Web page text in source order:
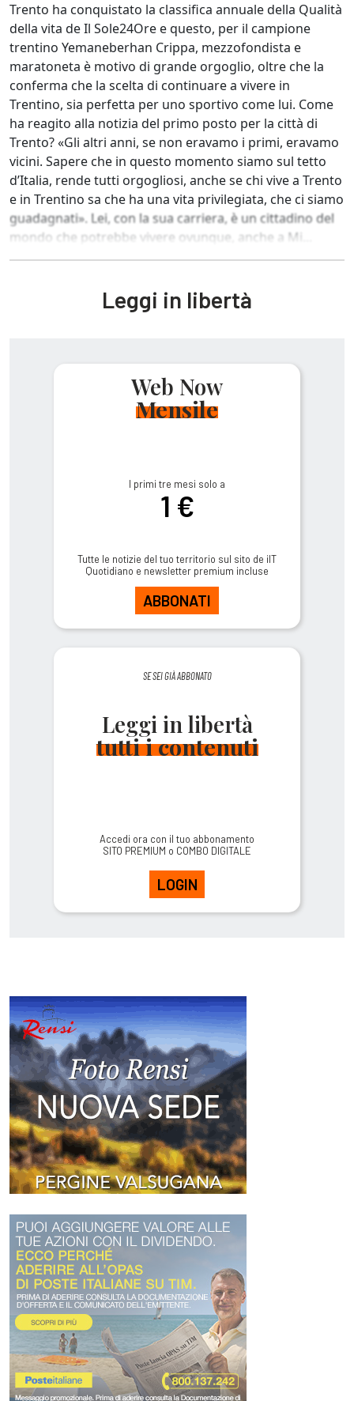
Trento ha conquistato la classifica annuale della Qualità
della vita de Il Sole24Ore e questo, per il campione
trentino Yemaneberhan Crippa, mezzofondista e
maratoneta è motivo di grande orgoglio, oltre che la
conferma che la scelta di continuare a vivere in
Trentino, sia perfetta per uno sportivo come lui. Come
ha reagito alla notizia del primo posto per la città di
Trento? «Gli altri anni, se non eravamo i primi, eravamo
vicini. Sapere che in questo momento siamo sul tetto
d’Italia, rende tutti orgogliosi, anche se chi vive a Trento
e in Trentino sa che ha una vita privilegiata, che ci siamo
guadagnati». Lei, con la sua carriera, è un cittadino del
mondo che potrebbe vivere ovunque, anche a Mi...
Leggi in libertà
Web Now
Mensile
I primi tre mesi solo a
1 €
Tutte le notizie del tuo territorio sul sito de ilT
Quotidiano e newsletter premium incluse
ABBONATI
SE SEI GIÀ ABBONATO
Leggi in libertà
tutti i contenuti
Accedi ora con il tuo abbonamento
SITO PREMIUM o COMBO DIGITALE
LOGIN